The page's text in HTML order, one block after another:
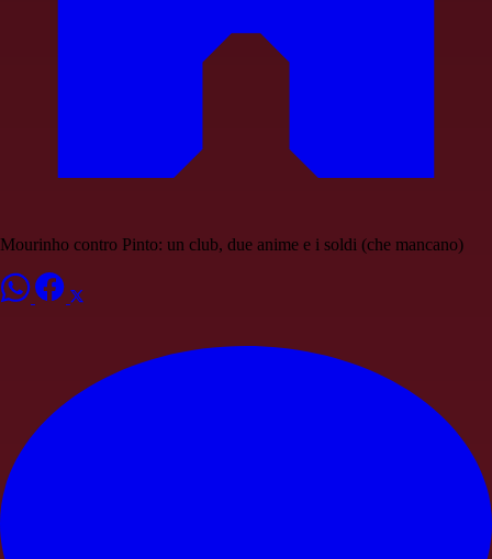
Mourinho contro Pinto: un club, due anime e i soldi (che mancano)